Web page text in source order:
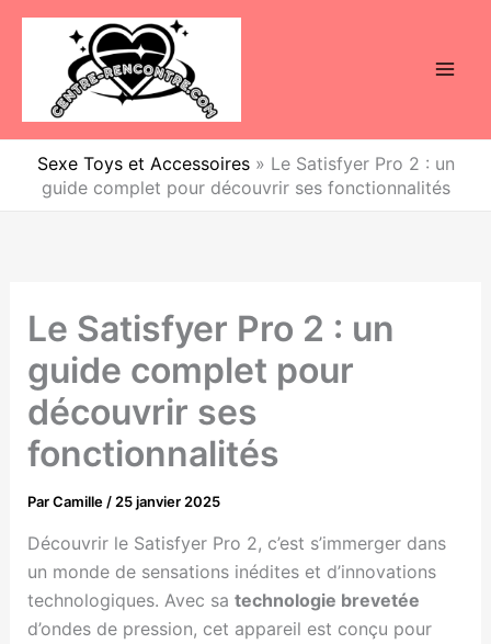
Aller
Sexe Toys et Accessoires» Le Satisfyer Pro 2 : un
guide complet pour découvrir ses fonctionnalités
Le Satisfyer Pro 2 : un
guide complet pour
découvrir ses
fonctionnalités
ParCamille / 25 janvier 2025
Découvrir le Satisfyer Pro 2, c’est s’immerger dans
un monde de sensations inédites et d’innovations
technologiques. Avec sa technologie brevetée
d’ondes de pression, cet appareil est conçu pour